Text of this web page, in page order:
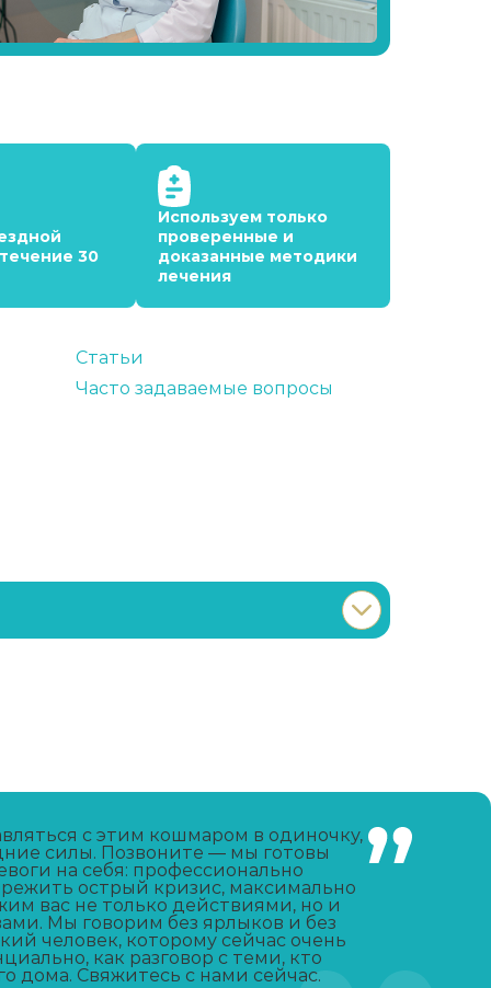
30
Используем только
проверенные и
доказанные методики
лечения
Статьи
Часто задаваемые вопросы
от 3 800 ₽ Записаться
от 3 800 ₽ Записаться
с этим кошмаром в одиночку,
силы. Позвоните — мы готовы
на себя: профессионально
острый кризис, максимально
вас не только действиями, но и
Мы говорим без ярлыков и без
человек, которому сейчас очень
как разговор с теми, кто
дома. Свяжитесь с нами сейчас.